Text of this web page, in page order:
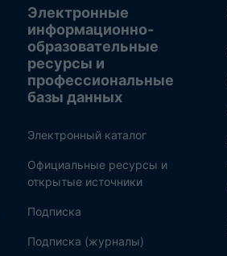
Электронные
информационно-
образовательные
ресурсы и
профессиональные
базы данных
Электронный каталог
Официальные ресурсы и
открытые источники
Подписка
Подписка (журналы)